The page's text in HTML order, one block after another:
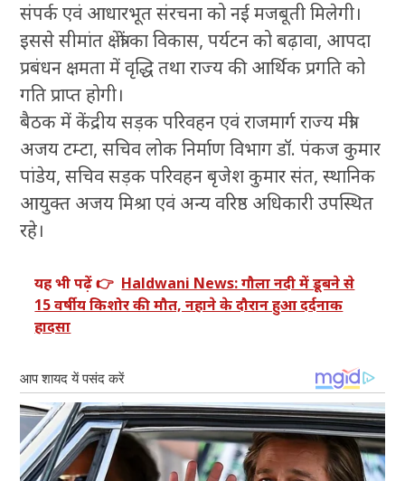
संपर्क एवं आधारभूत संरचना को नई मजबूती मिलेगी।
इससे सीमांत क्षेत्रों का विकास, पर्यटन को बढ़ावा, आपदा
प्रबंधन क्षमता में वृद्धि तथा राज्य की आर्थिक प्रगति को
गति प्राप्त होगी।
बैठक में केंद्रीय सड़क परिवहन एवं राजमार्ग राज्य मंत्री
अजय टम्टा, सचिव लोक निर्माण विभाग डॉ. पंकज कुमार
पांडेय, सचिव सड़क परिवहन बृजेश कुमार संत, स्थानिक
आयुक्त अजय मिश्रा एवं अन्य वरिष्ठ अधिकारी उपस्थित
रहे।
यह भी पढ़ें 👉 Haldwani News: गौला नदी में डूबने से
15 वर्षीय किशोर की मौत, नहाने के दौरान हुआ दर्दनाक
हादसा